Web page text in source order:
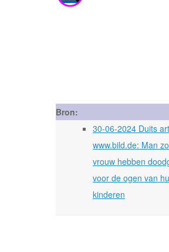
Bron:
30-06-2024 Duits
www.bild.de: Man
vrouw hebben
voor de ogen van
kinderen